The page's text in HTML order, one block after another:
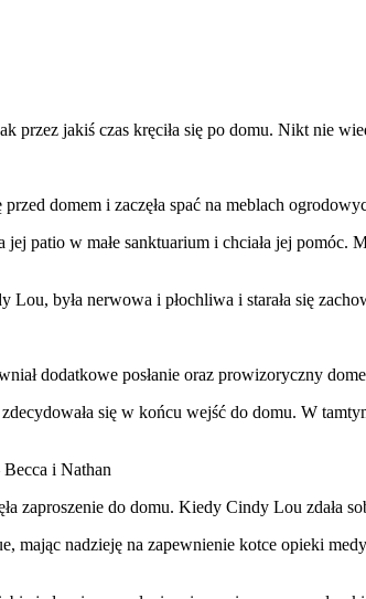
przez jakiś czas kręciła się po domu. Nikt nie
domem i zaczęła spać na meblach
jej patio w małe sanktuarium i chciała jej
była nerwowa i płochliwa i starała się
dodatkowe posłanie oraz prowizoryczny
się w końcu wejść do domu. W
i Nathan
zaproszenie do domu. Kiedy Cindy Lou zdała
mając nadzieję na zapewnienie kotce opieki